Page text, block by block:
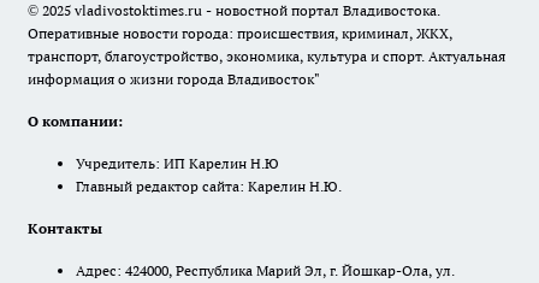
© 2025 vladivostoktimes.ru - новостной портал Владивостока.
Оперативные новости города: происшествия, криминал, ЖКХ,
транспорт, благоустройство, экономика, культура и спорт. Актуальная
информация о жизни города Владивосток"
О компании:
Учредитель: ИП Карелин Н.Ю
Главный редактор сайта: Карелин Н.Ю.
Контакты
Адрес: 424000, Республика Марий Эл, г. Йошкар-Ола, ул.